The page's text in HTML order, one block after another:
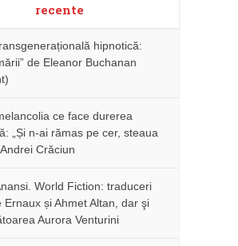
recente
hipnotică:
de Eleanor Buchanan
ce face durerea
„Și n-ai rămas pe cer, steaua
Crăciun
World Fiction: traduceri
Ernaux și Ahmet Altan, dar şi
Aurora Venturini